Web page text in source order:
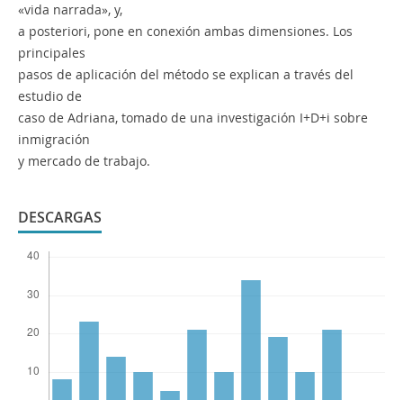
«vida narrada», y,
a posteriori, pone en conexión ambas dimensiones. Los
principales
pasos de aplicación del método se explican a través del
estudio de
caso de Adriana, tomado de una investigación I+D+i sobre
inmigración
y mercado de trabajo.
DESCARGAS